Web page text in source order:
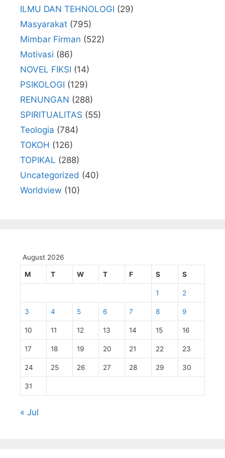
ILMU DAN TEHNOLOGI (29)
Masyarakat (795)
Mimbar Firman (522)
Motivasi (86)
NOVEL FIKSI (14)
PSIKOLOGI (129)
RENUNGAN (288)
SPIRITUALITAS (55)
Teologia (784)
TOKOH (126)
TOPIKAL (288)
Uncategorized (40)
Worldview (10)
August 2026
M T W T F S S
1 2
3 4 5 6 7 8 9
10 11 12 13 14 15 16
17 18 19 20 21 22 23
24 25 26 27 28 29 30
31
« Jul